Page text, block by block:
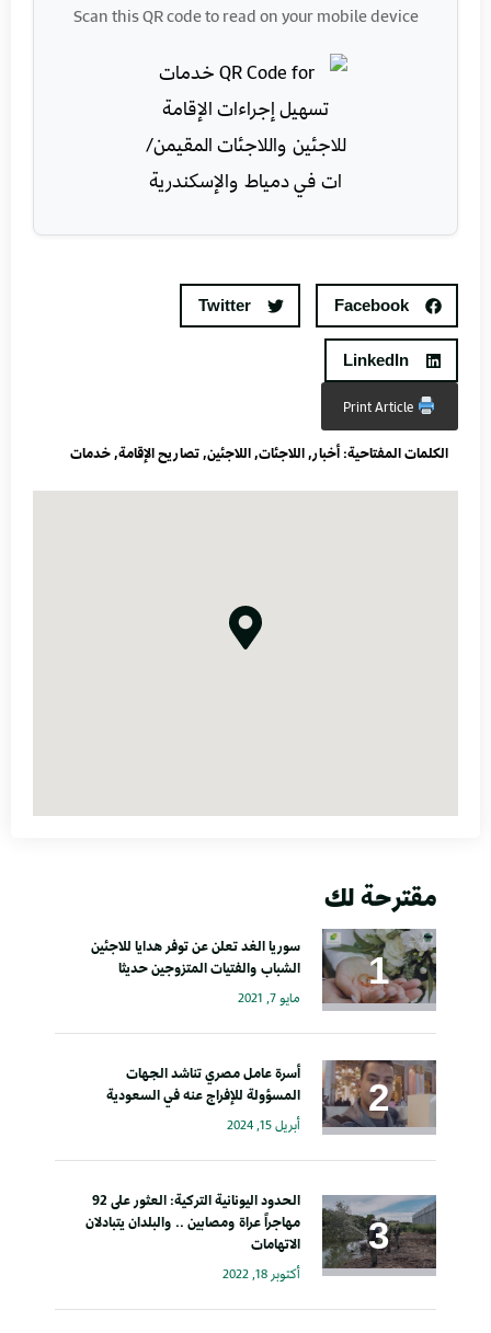
Scan this QR code to read on your mobile device
Facebook
Twitter
LinkedIn
Print Article
الكلمات المفتاحية:أخبار,اللاجئات,اللاجئين,تصاريح الإقامة,خدمات
مقترحة لك
سوريا الغد تعلن عن توفر هدايا للاجئين
الشباب والفتيات المتزوجين حديثا
مايو 7, 2021
أسرة عامل مصري تناشد الجهات
المسؤولة للإفراج عنه في السعودية
أبريل 15, 2024
الحدود اليونانية التركية: العثور على 92
مهاجراً عراة ومصابين .. والبلدان يتبادلان
الاتهامات
أكتوبر 18, 2022